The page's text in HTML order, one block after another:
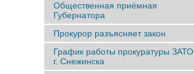
Общественная приёмная
Губернатора
Прокурор разъясняет закон
График работы прокуратуры ЗАТО
г. Снежинска